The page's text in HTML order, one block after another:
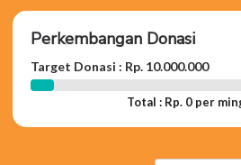
Perkembangan Donasi
Target Donasi : Rp. 10.000.000
Total : Rp. 0 per